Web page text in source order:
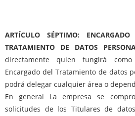
ARTÍCULO SÉPTIMO:
TRATAMIENTO DE DATOS
directamente quien fungirá
Encargado del Tratamiento de datos
podrá delegar cualquier área o
En general La empresa se
solicitudes de los Titulares de